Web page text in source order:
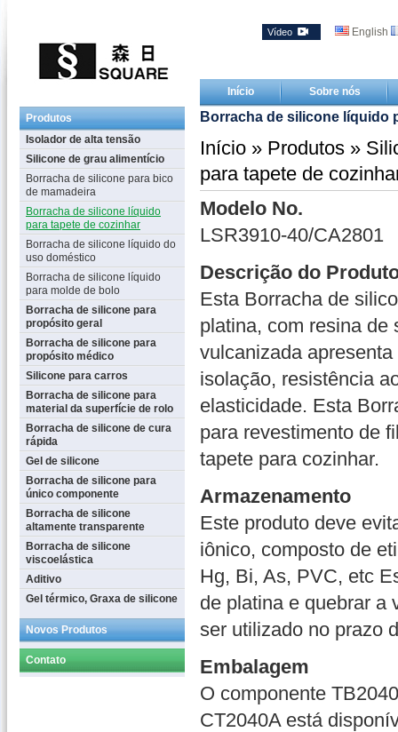
Vídeo English
Início Sobre nós
Produtos
Isolador de alta tensão
Silicone de grau alimentício
Borracha de silicone para bico
de mamadeira
Borracha de silicone líquido
para tapete de cozinhar
Borracha de silicone líquido do
uso doméstico
Borracha de silicone líquido
para molde de bolo
Borracha de silicone para
propósito geral
Borracha de silicone para
propósito médico
Silicone para carros
Borracha de silicone para
material da superfície de rolo
Borracha de silicone de cura
rápida
Gel de silicone
Borracha de silicone para
único componente
Borracha de silicone
altamente transparente
Borracha de silicone
viscoelástica
Aditivo
Gel térmico, Graxa de silicone
Novos Produtos
Contato
Borracha de silicone líquido
Início » Produtos »
para tapete de
Modelo No.
LSR3910-40/CA2801
Descrição do
Esta Borracha de
platina, com resina de
vulcanizada
isolação, resistência
elasticidade. Esta
para revestimento de
tapete para cozinhar.
Armazenamento
Este produto deve
iônico, composto de
Hg, Bi, As, PVC, etc
de platina e quebrar a
ser utilizado no prazo
Embalagem
O componente
CT2040A está